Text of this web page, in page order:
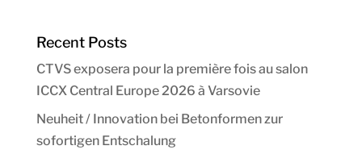
Recent Posts
CTVS exposera pour la première fois au salon
ICCX Central Europe 2026 à Varsovie
Neuheit / Innovation bei Betonformen zur
sofortigen Entschalung